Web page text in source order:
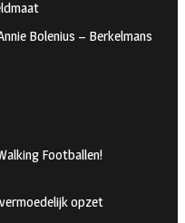
Bolenius – Berkelmans
Footballen!
opzet